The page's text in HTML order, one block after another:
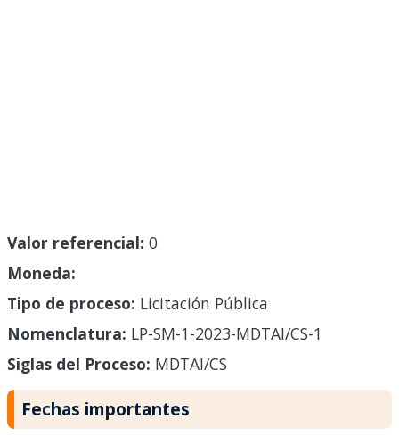
Valor referencial: 0
Moneda:
Tipo de proceso: Licitación Pública
Nomenclatura: LP-SM-1-2023-MDTAI/CS-1
Siglas del Proceso: MDTAI/CS
Fechas importantes